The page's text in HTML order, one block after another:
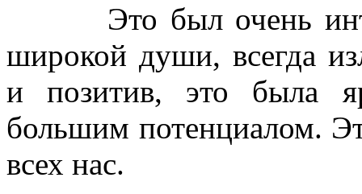
Это был очень
широкой души, всегда
и позитив, это была
большим потенциалом.
всех нас.